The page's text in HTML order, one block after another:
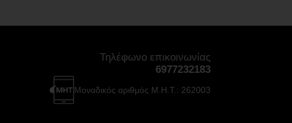
Τηλέφωνο επικοινωνίας
6977232183
Μοναδικός αριθμός Μ.Η.Τ.: 262003